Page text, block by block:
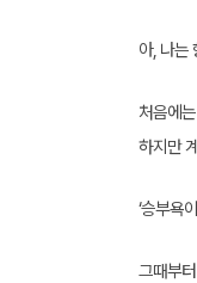
아, 나는
처음에
하지만
‘승부욕
그때부